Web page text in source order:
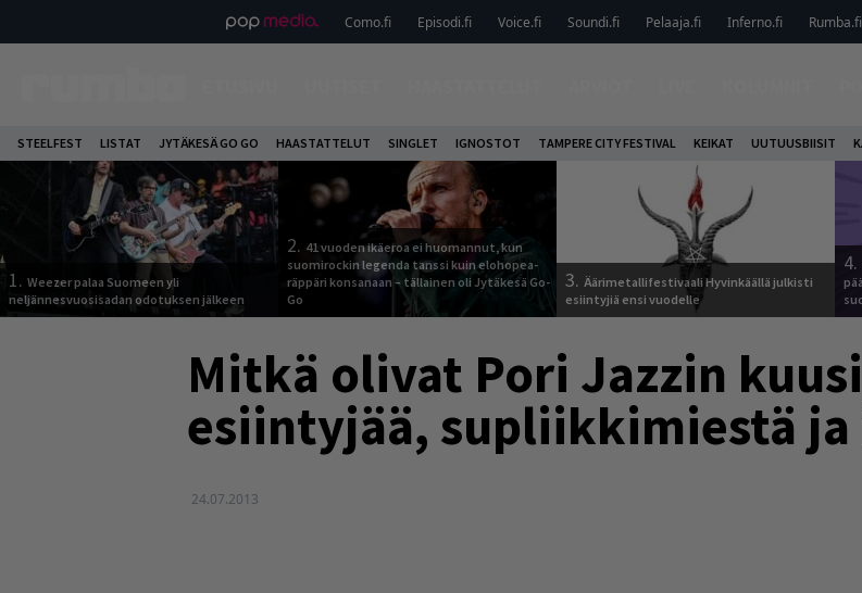
Como.fi Episodi.fi Voice.fi Soundi.fi Pelaaja.fi Inferno.fi Rumba.fi
STEELFEST LISTAT JYTÄKESÄ GO GO HAASTATTELUT SINGLET IGNOSTOT TAMPERE CITY FESTIVAL KEIKAT UUTUUSBIISIT
1. Weezer palaa Suomeen yli
neljännesvuosisadan odotuksen jälkeen
2. 41 vuoden ikäeroa ei huomannut, kun
suomirockin legenda tanssi kuin elohopea-
räppäri konsanaan – tällainen oli Jytäkesä Go-
Go
3. Äärimetallifestivaali Hyvinkäällä julkisti
esiintyjiä ensi vuodelle
4.
Mitkä olivat Pori Jazzin
esiintyjää, supliikkimiestä
24.07.2013